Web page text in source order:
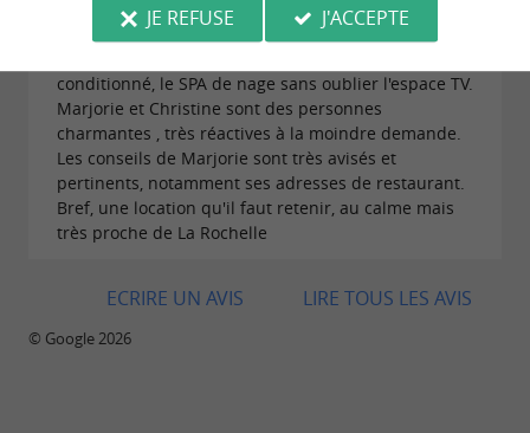
Oliviers. La maison est très bien agencée, très
propre et très spacieuse. En cette semaine de
conditionné, le SPA de nage sans oublier l'espace TV.
Marjorie et Christine sont des personnes
charmantes , très réactives à la moindre demande.
Les conseils de Marjorie sont très avisés et
pertinents, notamment ses adresses de restaurant.
Bref, une location qu'il faut retenir, au calme mais
très proche de La Rochelle
LIRE TOUS LES AVIS
ECRIRE UN AVIS
© Google 2026
JE REFUSE
J'ACCEPTE